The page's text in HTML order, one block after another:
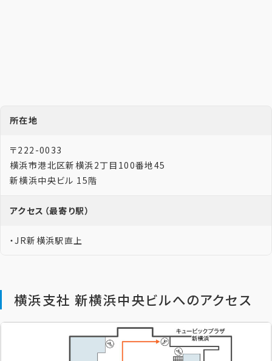
所在地
〒222-0033
横浜市港北区新横浜2丁目100番地45
新横浜中央ビル 15階
アクセス（最寄り駅）
・JR新横浜駅直上
横浜支社 新横浜中央ビルへのアクセス